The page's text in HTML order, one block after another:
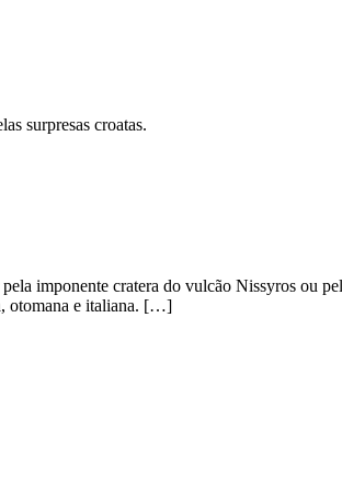
surpresas croatas.
imponente cratera do vulcão Nissyros ou
otomana e italiana. […]